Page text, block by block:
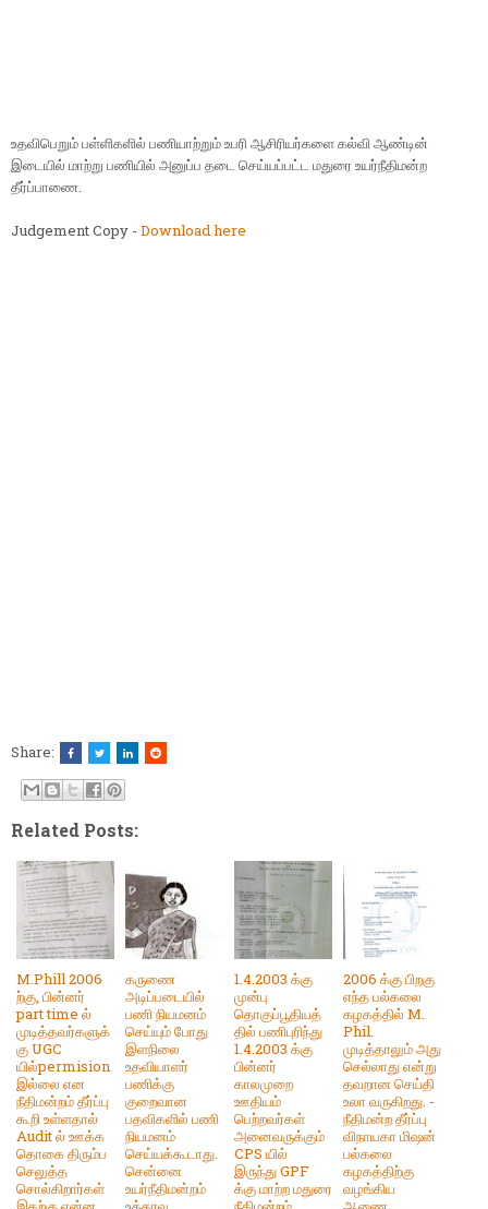
உதவிபெறும் பள்ளிகளில் பணியாற்றும் உபரி ஆசிரியர்களை கல்வி ஆண்டின்
இடையில் மாற்று பணியில் அனுப்ப தடை செய்யப்பட்ட மதுரை உயர்நீதிமன்ற
தீர்ப்பாணை.
Judgement Copy - Download here
Share:
Related Posts:
M.Phill 2006
ற்கு, பின்னர்
part time ல்
முடித்தவர்களுக்
கு UGC
யில்permision
இல்லை என
நீதிமன்றம் தீர்ப்பு
கூறி உள்ளதால்
Audit ல் ஊக்க
தொகை திரும்ப
செலுத்த
சொல்கிறார்கள்
கருணை
அடிப்படையில்
பணி நியமனம்
செய்யும் போது
இளநிலை
உதவியாளர்
பணிக்கு
குறைவான
பதவிகளில் பணி
நியமனம்
செய்யக்கூடாது.
சென்னை
உயர்நீதிமன்றம்
1.4.2003 க்கு
முன்பு
தொகுப்பூதியத்
தில் பணிபுரிந்து
1.4.2003 க்கு
பின்னர்
காலமுறை
ஊதியம்
பெற்றவர்கள்
அனைவருக்கும்
CPS யில்
இருந்து GPF
க்கு மாற்ற மதுரை
2006 க்கு பிறகு
எந்த பல்கலை
கழகத்தில் M.
Phil.
முடித்தாலும் அது
செல்லாது என்று
தவறான செய்தி
உலா வருகிறது. -
நீதிமன்ற தீர்ப்பு
விநாயகா மிஷன்
பல்கலை
கழகத்திற்கு
வழங்கிய